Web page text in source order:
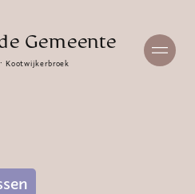
Gemeente
Kootwijkerbroek